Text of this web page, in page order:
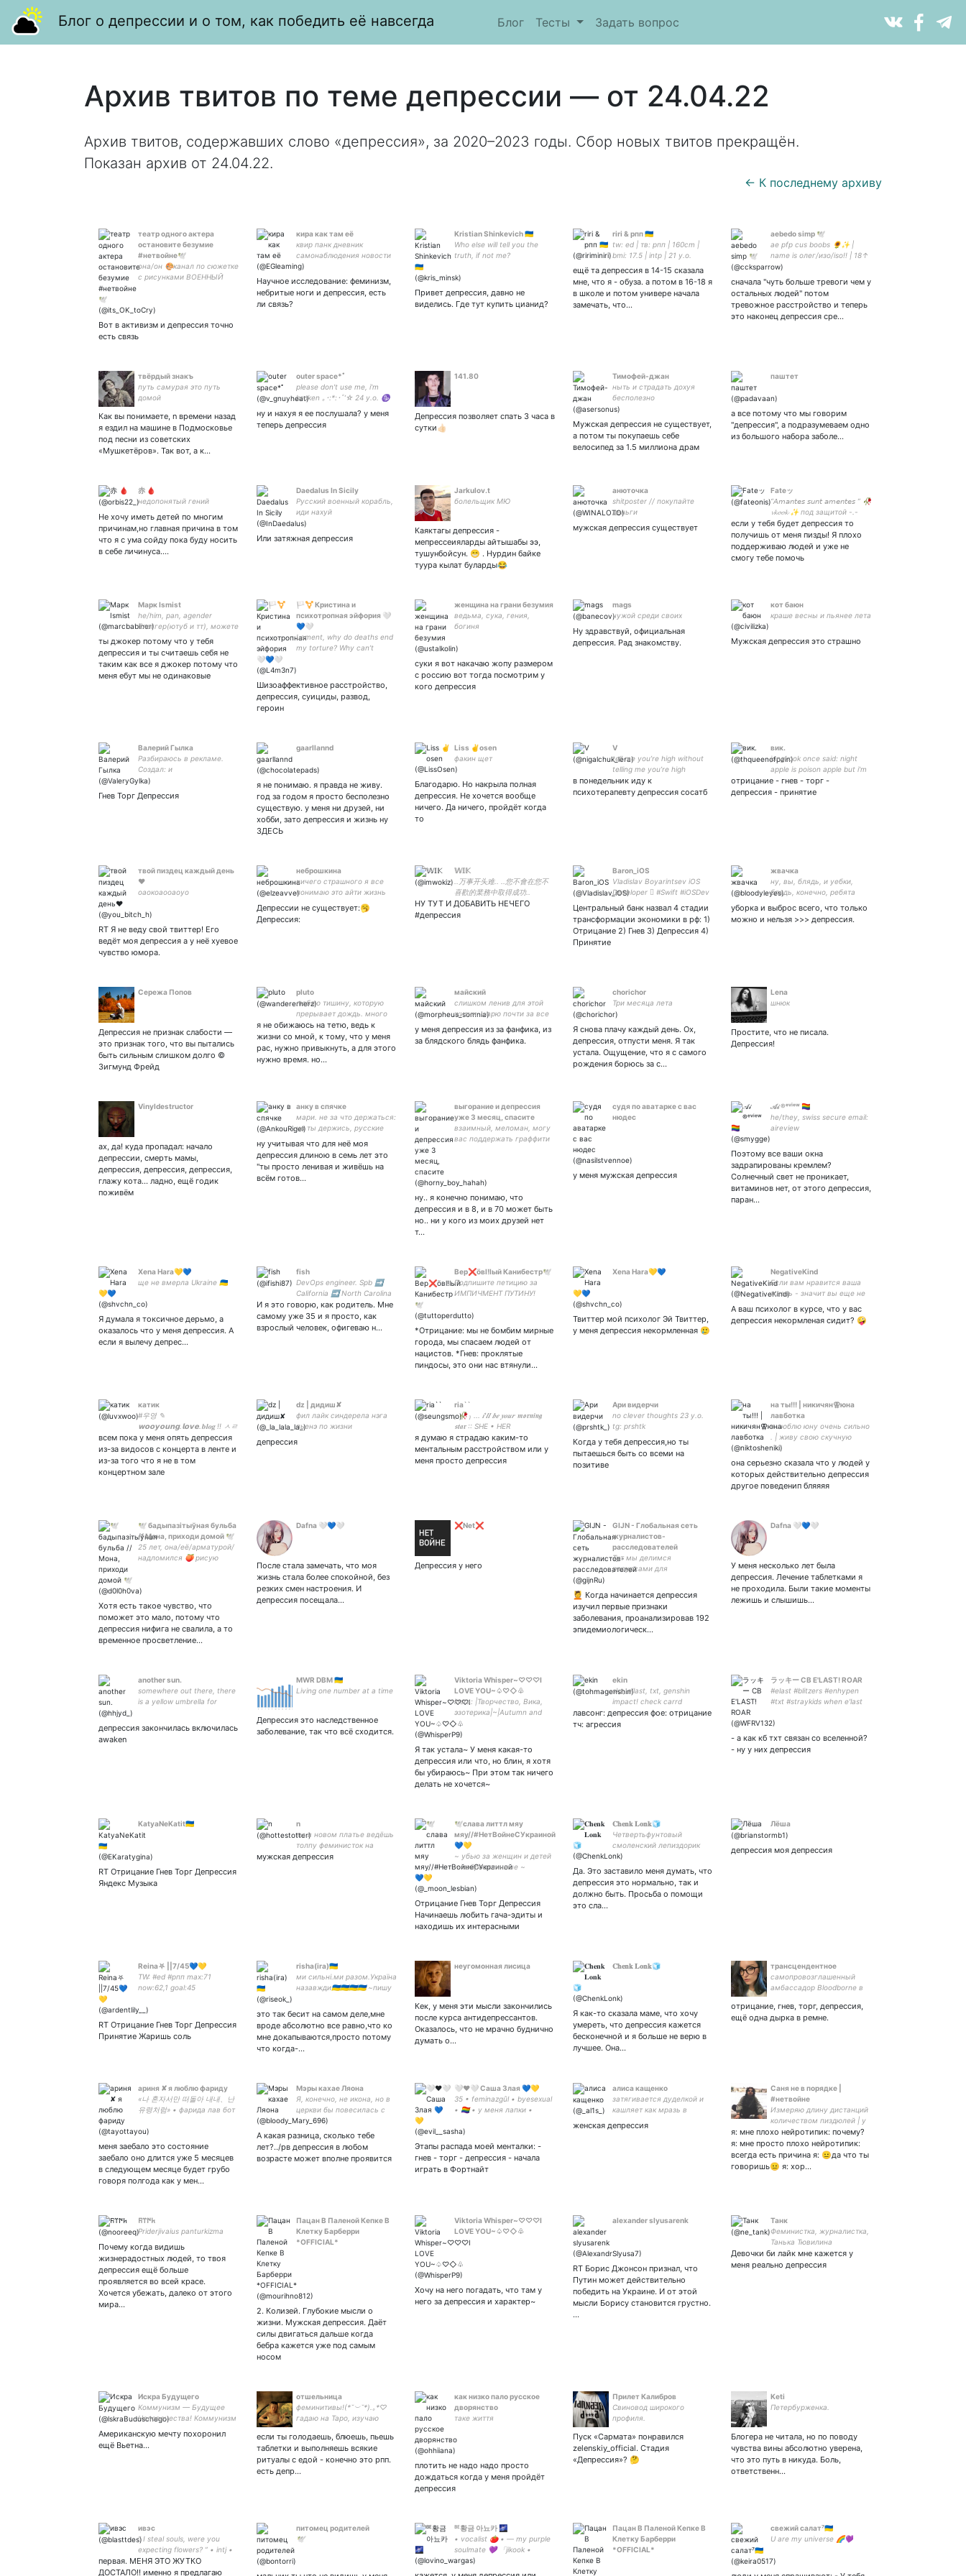
Блог о депрессии и о том, как победить её навсегда Блог Тесты Задать вопрос
Архив твитов по теме депрессии — от 24.04.22
Архив твитов, содержавших слово «депрессия», за 2020–2023 годы. Сбор новых твитов прекращён.
Показан архив от 24.04.22.
← К последнему архиву
театр одного актера
остановите безумие
#нетвойне🕊
она/он 🎨канал по сюжетке
с рисунками ВОЕННЫЙ
Вот в активизм и депрессия точно
есть связь
кира как там её
квир панк дневник
самонаблюдения новости
россия какая-то культура
Научное исследование: феминизм,
небритые ноги и депрессия, есть
ли связь?
Kristian Shinkevich 🇺🇦
Who else will tell you the
truth, if not me?
Привет депрессия, давно не
виделись. Где тут купить цианид?
riri & рпп 🇺🇦
tw: ed | тв: рпп | 160cm |
bmi: 17.5 | intp | 21 y.o.
ещё та депрессия в 14-15 сказала
мне, что я - обуза. а потом в 16-18 я
в школе и потом универе начала
замечать, что…
aebedo simp 🕊
ae pfp cus boobs 🌻✨ |
name is олег/изо/iso!! | 18↑
| RUS/ENG | he/they | pfp by
сначала "чуть больше тревоги чем у
остальных людей" потом
тревожное расстройство и теперь
это наконец депрессия сре…
твёрдый знакъ
путь самурая это путь
домой
Как вы понимаете, n времени назад
я ездил на машине в Подмосковье
под песни из советских
«Мушкетёров». Так вот, а к…
outer space*ﾟ
please don't use me, i'm
broken ｡･:*:･ﾟ’☆ 24 y.o. ♑
матом ⛔ ||•разве ночь не
украшение для твоих глаз?
ну и нахуя я ее послушала? у меня
теперь депрессия
141.80
Депрессия позволяет спать 3 часа в
сутки👍🏻
Тимофей-джан
ныть и страдать дохуя
бесполезно
Мужская депрессия не существует,
а потом ты покупаешь себе
велосипед за 1.5 миллиона драм
паштет
а все потому что мы говорим
"депрессия", а подразумеваем одно
из большого набора заболе…
赤 🩸
недопонятый гений
Не хочу иметь детей по многим
причинам,но главная причина в том
что я с ума сойду пока буду носить
в себе личинуса.…
Daedalus In Sicily
Русский военный корабль,
иди нахуй
Или затяжная депрессия
Jarkulov.t
болельщик МЮ
Каяктагы депрессия -
мепрессеияларды айтышабы ээ,
тушунбойсун. 😁 . Нурдин байке
туура кылат буларды😂
анюточка
shitposter // покупайте
деньги
мужская депрессия существует
Fateッ
“𝘈𝘮𝘢𝘯𝘵𝘦𝘴 𝘴𝘶𝘯𝘵 𝘢𝘮𝘦𝘯𝘵𝘦𝘴 ” 🥀
𝓿𝓴𝓸𝓸𝓴 ✨ под защитой -.-
если у тебя будет депрессия то
получишь от меня пизды! Я плохо
поддерживаю людей и уже не
смогу тебе помочь
Марк Ismist
he/him, pan, agender
блоггер(ютуб и тт), можете
задонатить 5228 6005 1996
4946 (пожалуйста🙏),
можете позвать on a date
куда угодно, кроме фулкро
ты джокер потому что у тебя
депрессия и ты считаешь себя не
таким как все я джокер потому что
меня ебут мы не одинаковые
🏳️‍⚧️ Кристина и
психотропная эйфория 🤍
💙🤍
Lament, why do deaths end
my torture? Why can’t
Шизоаффективное расстройство,
депрессия, суициды, развод,
героин
женщина на грани безумия
ведьма, сука, гения,
богиня
суки я вот накачаю жопу размером
с россию вот тогда посмотрим у
кого депрессия
mags
чужой среди своих
Ну здравствуй, официальная
депрессия. Рад знакомству.
кот баюн
краше весны и пьянее лета
Мужская депрессия это страшно
Валерий Гылка
Разбираюсь в рекламе.
Создал: и
Гнев Торг Депрессия
gaarllannd
я не понимаю. я правда не живу.
год за годом я просто бесполезно
существую. у меня ни друзей, ни
хобби, зато депрессия и жизнь ну
ЗДЕСЬ
Liss ✌osen
факин щет
Благодарю. Но накрыла полная
депрессия. Не хочется вообще
ничего. Да ничего, пройдёт когда
то
V
tell me you’re high without
telling me you’re high
в понедельник иду к
психотерапевту депрессия сосатб
вик.
jungkook once said: night
apple is poison apple but i'm
ok because i'm jk
отрицание - гнев - торг -
депрессия - принятие
твой пиздец каждый день
❤
оаокоаооаоуо
RT Я не веду свой твиттер! Его
ведёт моя депрессия а у неё хуевое
чувство юмора.
неброшкина
ничего страшного я все
понимаю это айти жизнь
Депрессии не существует:🥱
Депрессия:
𝕎𝕀𝕂
..万事开头难.. ..您不會在您不
喜歡的業務中取得成功..
НУ ТУТ И ДОБАВИТЬ НЕЧЕГО
#депрессия
Baron_iOS
Vladislav Boyarintsev iOS
Developer  #Swift #iOSDev
Центральный банк назвал 4 стадии
трансформации экономики в рф: 1)
Отрицание 2) Гнев 3) Депрессия 4)
Принятие
жвачка
ну, вы, блядь, и уебки,
блядь, конечно, ребята
уборка и выброс всего, что только
можно и нельзя >>> депрессия.
Сережа Попов
Депрессия не признак слабости —
это признак того, что вы пытались
быть сильным слишком долго ©
Зигмунд Фрейд
pluto
люблю тишину, которую
прерывает дождь. много
разговариваю в своей
голове. бесполезно изучаю
космос.
я не обижаюсь на тетю, ведь к
жизни со мной, к тому, что у меня
рас, нужно привыкнуть, а для этого
нужно время. но…
майский
слишком ленив для этой
жизни. шарю почти за все
слишком примитивны, так
что я не фандомный чел.
у меня депрессия из за фанфика, из
за блядского блядь фанфика.
chorichor
Три месяца лета
Я снова плачу каждый день. Ох,
депрессия, отпусти меня. Я так
устала. Ощущение, что я с самого
рождения борюсь за с…
Lena
шнюк
Простите, что не писала.
Депрессия!
Vinyldestructor
ах, да! куда пропадал: начало
депрессии, смерть мамы,
депрессия, депрессия, депрессия,
глажу кота... ладно, ещё годик
поживём
анку в спячке
мари. не за что держаться:
но ты держись, русские
горки — вся твоя жизнь 🎢
| 🖌️art account
ну учитывая что для неё моя
депрессия длиною в семь лет это
"ты просто ленивая и живёшь на
всём готов…
выгорание и депрессия
уже 3 месяц, спасите
взаимный, меломан, могу
вас поддержать граффити
ну.. я конечно понимаю, что
депрессия и в 8, и в 70 может быть
но.. ни у кого из моих друзей нет
т…
судя по аватарке с вас
нюдес
у меня мужская депрессия
𝒜𝒾 ®ᵉᵛⁱᵉʷ 🏳️‍🌈
he/they, swiss secure email:
aireview
Поэтому все ваши окна
задрапированы кремлем?
Солнечный свет не проникает,
витаминов нет, от этого депрессия,
паран…
Xena Hara💛💙
ще не вмерла Ukraine 🇺🇦
Я думала я токсичное дерьмо, а
оказалось что у меня депрессия. А
если я вылечу депрес…
fish
DevOps engineer. Spb ➡️
California ➡️ North Carolina
И я это говорю, как родитель. Мне
самому уже 35 и я просто, как
взрослый человек, офигеваю н…
Вер❌öвl!lый Канибестр🕊
Подпишите петицию за
ИМПИЧМЕНТ ПУТИНУ!
*Отрицание: мы не бомбим мирные
города, мы спасаем людей от
нацистов. *Гнев: проклятые
пиндосы, это они нас втянули…
Xena Hara💛💙
Твиттер мой психолог Эй Твиттер,
у меня депрессия некормленная 🥲
NegativeKind
Если вам нравится ваша
жизнь - значит вы еще не
лучше сразу в ЧС - так
будет всем проще. |
А ваш психолог в курсе, что у вас
депрессия некормленая сидит? 🤪
катик
#우영 ✎
𝘄𝗼𝗼𝘆𝗼𝘂𝗻𝗴.𝗹𝗼𝘃𝗲.𝐛𝐥𝐨𝐠 !! ㅅㄹ
ㅎ
всем пока у меня опять депрессия
из-за видосов с концерта в ленте и
из-за того что я не в том
концертном зале
dz | дидиш✘
фил лайк синдерела нэга
пьенэ по жизни
депрессия
ria``
₍ 🥀 ₎ ... 𝒊'𝒍𝒍 𝒃𝒆 𝒚𝒐𝒖𝒓 𝖒𝖔𝖗𝖓𝖎𝖓𝖌
𝖘𝖙𝖆𝖗 :: SHE • HER
я думаю я страдаю каким-то
ментальным расстройством или у
меня просто депрессия
Ари видерчи
no clever thoughts 23 y.o.
tg: prshtk
Когда у тебя депрессия,но ты
пытаешься быть со всеми на
позитиве
на ты!!! | никичян⚢︎юна
лавботка
я люблю юну очень сильно
. | живу свою скучную
жизнь
она серьезно сказала что у людей у
которых действительно депрессия
другое поведенип бляяяя
🕊 бадыпазітыўная бульба
// Мона, приходи домой 🕊
25 лет, она/её/арматурой/
надломился 🍑 рисую
2724 - на пиво и
Америка - 57, Европа - 50
Хотя есть такое чувство, что
поможет это мало, потому что
депрессия нифига не свалила, а то
временное просветление…
Dafna 🤍💙🤍
После стала замечать, что моя
жизнь стала более спокойной, без
резких смен настроения. И
депрессия посещала…
❌Net❌
Депрессия у него
GIJN - Глобальная сеть
журналистов-
расследователей
Тут мы делимся
ресурсами для
языках 👉
💆 Когда начинается депрессия
изучил первые признаки
заболевания, проанализировав 192
эпидемиологическ…
Dafna 🤍💙🤍
У меня несколько лет была
депрессия. Лечение таблетками я
не проходила. Были такие моменты
лежишь и слышишь…
another sun.
somewhere out there, there
is a yellow umbrella for
депрессия закончилась включилась
awaken
MWR DBM 🇺🇦
Living one number at a time
Депрессия это наследственное
заболевание, так что всё сходится.
Viktoria Whisper~♡♡♡I
LOVE YOU~♤♡◇♧
insta: |Творчество, Вика,
эзотерика|~|Autumn and
summer, and winter and
spring|~♤♡◇♧
Я так устала~ У меня какая-то
депрессия или что, но блин, я хотя
бы убираюсь~ При этом так ничего
делать не хочется~
ekin
skz, e'last, txt, genshin
impact! check carrd
лавсонг: депрессия фое: отрицание
тч: агрессия
ラッキー CB E'LAST! ROAR
#elast #blitzers #enhypen
#txt #straykids when e'last
- а как кб тхт связан со вселенной?
- ну у них депрессия
KatyaNeKatit🇺🇦
RT Отрицание Гнев Торг Депрессия
Яндекс Музыка
n
ты в новом платье ведёшь
толпу феминисток на
Кремль / feminist, art
мужская депрессия
🕊слава литтл мяу
мяу//#НетВойнеСУкраиной
💙💛
~ убью за женщин и детей
~ нейроотличные ~
закрытка ~ #bsd #aftg
#naruto #shamless #haikyu
#genshin #cookierun ~
Отрицание Гнев Торг Депрессия
Начинаешь любить гача-эдиты и
находишь их интерасными
𝐂𝐡𝐞𝐧𝐤 𝐋𝐨𝐧𝐤🧊
Четвертьфунтовый
смоленский лепиздорик
Да. Это заставило меня думать, что
депрессия это нормально, так и
должно быть. Просьба о помощи
это сла…
Лёша
депрессия моя депрессия
Reina⛧ ||7/45💙💛
TW: #ed #рпп max:71
now:62,1 goal:45
RT Отрицание Гнев Торг Депрессия
Принятие Жаришь соль
risha(ira)🇺🇦
ми сильні.ми разом.Україна
назавжди🇺🇦🇺🇦🇺🇦🇺🇦 ~пишу
#PrayForUkraine
это так бесит на самом деле,мне
вроде абсолютно все равно,что ко
мне докапываются,просто потому
что когда-…
неугомонная лисица
Кек, у меня эти мысли закончились
после курса антидепрессантов.
Оказалось, что не мрачно буднично
думать о…
𝐂𝐡𝐞𝐧𝐤 𝐋𝐨𝐧𝐤🧊
Я как-то сказала маме, что хочу
умереть, что депрессия кажется
бесконечной и я больше не верю в
лучшее. Она…
трансцендентное
самопровозглашенный
амбассадор Bloodborne в
дизайнер госпожа стример
на полставки.
отрицание, гнев, торг, депрессия,
ещё одна дырка в ремне.
ариня ✘ я люблю фариду
«나 혼자서만 떠돌아 내내、난
유령처럼» • фарида лав бот
меня заебало это состояние
заебало оно длится уже 5 месяцев
в следующем месяце будет грубо
говоря полгода как у мен…
Мэры кахае Ляона
Я, конечно, не икона, но в
церкви бы повесилась с
удовольствием френдли к
ксеногендерным /any
pronouns//pan//agender ‼️
плиз сб‼️, 18у.о.
А какая разница, сколько тебе
лет?../рв депрессия в любом
возрасте может вполне проявится
🤍❤️🤍 Саша Злая 💙💛
35 • feminazgûl • byesexual
• 🏳️‍🌈 • у меня лапки •
странно одеваюсь •
иногда рисую • ты че бля
думаешь я шутки шучу??! •
шутки шучу
Этапы распада моей менталки: -
гнев - торг - депрессия - начала
играть в Фортнайт
алиса кащенко
затягивается дуделкой и
кашляет как мразь в
женская депрессия
Саня не в порядке |
#нетвойне
Измеряю длину дистанций
количеством пиздюлей | у
меня полна голова тумана,
призванье — марать
бумагу | Я был жертвой, но
только своей низкой
самооценки
я: мне плохо нейротипик: почему?
я: мне просто плохо нейротипик:
всегда есть причина я: 😐да что ты
говоришь😐 я: хор…
𐱅𐰇𐰼𐰜
Priderjivaius panturkizma
Почему когда видишь
жизнерадостных людей, то твоя
депрессия ещё больше
проявляется во всей красе.
Хочется убежать, далеко от этого
мира…
Пацан В Паленой Кепке В
Клетку Барберри
*OFFICIAL*
2. Колизей. Глубокие мысли о
жизни. Мужская депрессия. Даёт
силы двигаться дальше когда
бебра кажется уже под самым
носом
Viktoria Whisper~♡♡♡I
LOVE YOU~♤♡◇♧
Хочу на него погадать, что там у
него за депрессия и характер~
alexander slyusarenk
RT Борис Джонсон признал, что
Путин может действительно
победить на Украине. И от этой
мысли Борису становится грустно.
…
Танк
Феминистка, журналистка,
Танька Тювилина
Девочки би лайк мне кажется у
меня реально депрессия
Искра Будущего
Коммунизм — Будущее
Человечества! Коммунизм
Коммунизм это новая
форма производственных
Американскую мечту похоронил
ещё Вьетна…
отшельница
феминитивы!(*˘︶˘*).｡*♡
гадаю на Таро, изучаю
с розмарином! злая
поэтесса.
если ты голодаешь, блюешь, пьешь
таблетки и выполняешь всякие
ритуалы с едой - конечно это рпп.
есть депр…
как низко пало русское
дворянство
таке життя
плотить не надо надо просто
дождаться когда у меня пройдёт
депрессия
Прилет Калибров
Свиновод широкого
профиля.
Пуск «Сармата» понравился
zelenskiy_official. Стадия
«Депрессия»? 🤔
Keti
Петербурженка.
Блогера не читала, но по поводу
чувства вины абсолютно уверена,
что это путь в никуда. Боль,
ответственн…
ивэс
“ I steal souls, were you
expecting flowers? ” • intj •
📖 :: за стенкой (7/50) :: ib
van___di парная с
первая. МЕНЯ ЭТО ЖУТКО
ДОСТАЛО!! именно я предлагаю
питомец родителей
🕊
ᴮᴱ황금 아뇨카 🌌
• vocalist 🍅 • — my purple
soulmate 💜 「jikook •
vhope」 • 정국씨 3000만큼
Пацан В Паленой Кепке В
Клетку Барберри
*OFFICIAL*
свежий салат⁷🇺🇦
U are my universe 🌈💜